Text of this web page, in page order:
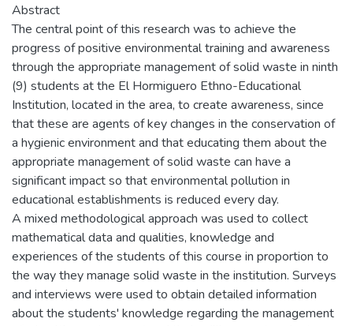
Abstract
The central point of this research was to achieve the
progress of positive environmental training and awareness
through the appropriate management of solid waste in ninth
(9) students at the El Hormiguero Ethno-Educational
Institution, located in the area, to create awareness, since
that these are agents of key changes in the conservation of
a hygienic environment and that educating them about the
appropriate management of solid waste can have a
significant impact so that environmental pollution in
educational establishments is reduced every day.
A mixed methodological approach was used to collect
mathematical data and qualities, knowledge and
experiences of the students of this course in proportion to
the way they manage solid waste in the institution. Surveys
and interviews were used to obtain detailed information
about the students' knowledge regarding the management